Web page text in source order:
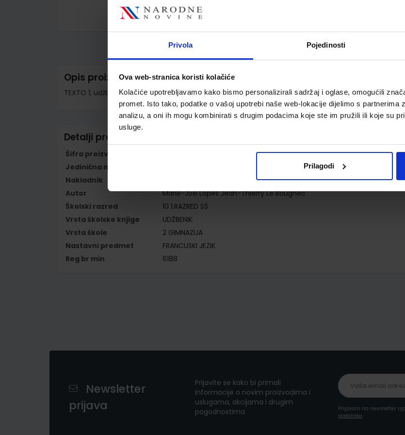
Privola Pojedinosti
Ova web-stranica koristi kolačiće
Kolačiće upotrebljavamo kako bismo personalizirali sadržaj i oglase, omogućili
promet. Isto tako, podatke o vašoj upotrebi naše web-lokacije dijelimo s partnerima
analizu, a oni ih mogu kombinirati s drugim podacima koje ste im pružili ili koje su
usluge.
Prilagodi
gallery
Opis proizvoda
TEXTO 1; udžbenik francuskog jezika za 1. razred jezičnih gimnazija i 1. i 2. razred gimnazija
Detalji proizvoda
Šifra proizvoda
Jedinična mjera
Nakladnik
Autor
Marie-Josi Lopes Jean-Thierry Le Bougnec
Školski razred
10 1.RAZRED SŠ
Vrsta školske knjige
UDŽBENIK
Vrsta škole
2 GIMNAZIJA
Nastavni predmet
FRANCUSKI JEZIK
Reg br min
6188
Newsletter
prijava
Prijavite se kako bi primali
informacije o novim proizvodima i
uslugama, akcijama i drugim
pogodnostima
Prijavom na newsletter
podataka